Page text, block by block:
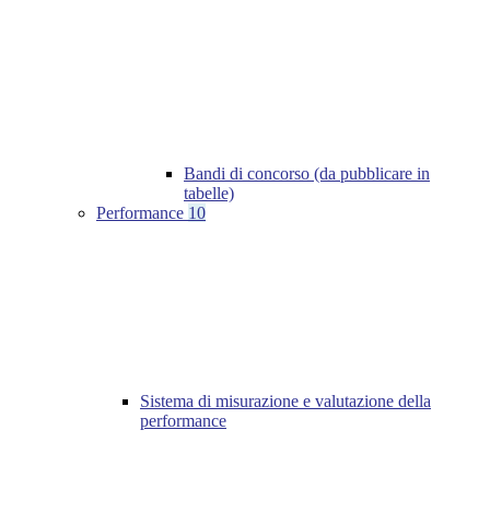
Bandi di concorso (da pubblicare in
tabelle)
Performance 10
Sistema di misurazione e valutazione della
performance